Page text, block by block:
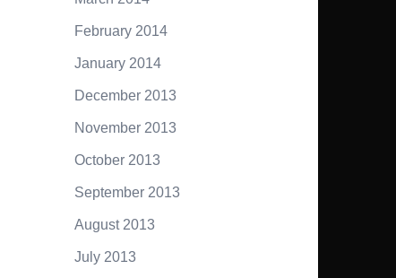
February 2014
January 2014
December 2013
November 2013
October 2013
September 2013
August 2013
July 2013